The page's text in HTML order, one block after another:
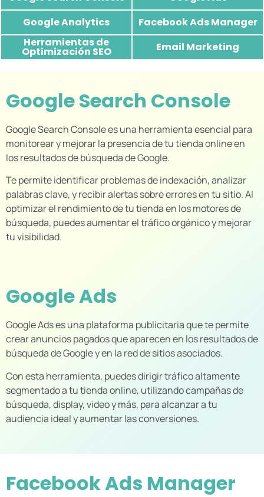
Google Analytics
Google Analytics Facebook Ads Manager
Facebook Ads
Manager
Herramientas de
Optimización SEO
Herramientas de
Optimización SEO Email Marketing
Email Marketing
Google Search Console
Google Search Console es una herramienta esencial para
monitorear y mejorar la presencia de tu tienda online en
los resultados de búsqueda de Google.
Te permite identificar problemas de indexación, analizar
palabras clave, y recibir alertas sobre errores en tu sitio. Al
optimizar el rendimiento de tu tienda en los motores de
búsqueda, puedes aumentar el tráfico orgánico y mejorar
tu visibilidad.
Google Ads
Google Ads es una plataforma publicitaria que te permite
crear anuncios pagados que aparecen en los resultados de
búsqueda de Google y en la red de sitios asociados.
Con esta herramienta, puedes dirigir tráfico altamente
segmentado a tu tienda online, utilizando campañas de
búsqueda, display, video y más, para alcanzar a tu
audiencia ideal y aumentar las conversiones.
Facebook Ads Manager